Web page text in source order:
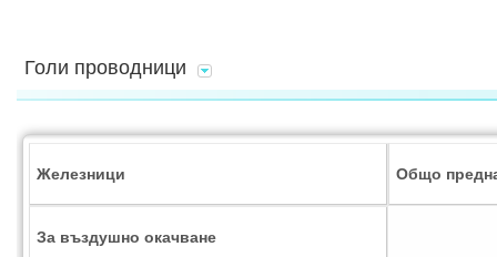
Голи проводници
Железници Общо
За въздушно окачване